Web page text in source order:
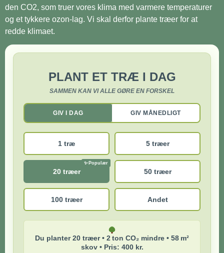
den CO2, som truer vores klima med varmere temperaturer
og et tykkere ozon-lag. Vi skal derfor plante træer for at
redde klimaet.
PLANT ET TRÆ I DAG
SAMMEN KAN VI ALLE GØRE EN FORSKEL
GIV I DAG GIV MÅNEDLIGT
1 træ 5 træer
20 træer 50 træer
100 træer Andet
Du planter 20 træer • 2 ton CO₂ mindre • 58 m²
skov • Pris: 400 kr.